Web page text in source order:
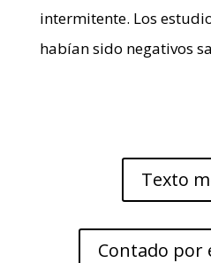
intermitente. Los
habían sido negativos
Texto
Contado por